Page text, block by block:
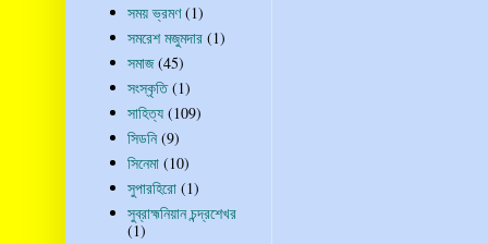
সময় ভ্রমণ (1)
সমরেশ মজুমদার (1)
সমাজ (45)
সংস্কৃতি (1)
সাহিত্য (109)
সিডনি (9)
সিনেমা (10)
সুপারহিরো (1)
সুব্রাহ্মনিয়ান চন্দ্রশেখর
(1)